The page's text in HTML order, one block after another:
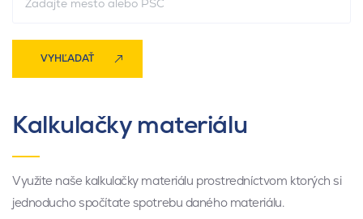
VYHĽADAŤ
Kalkulačky materiálu
Využite naše kalkulačky materiálu prostredníctvom ktorých si
jednoducho spočítate spotrebu daného materiálu.